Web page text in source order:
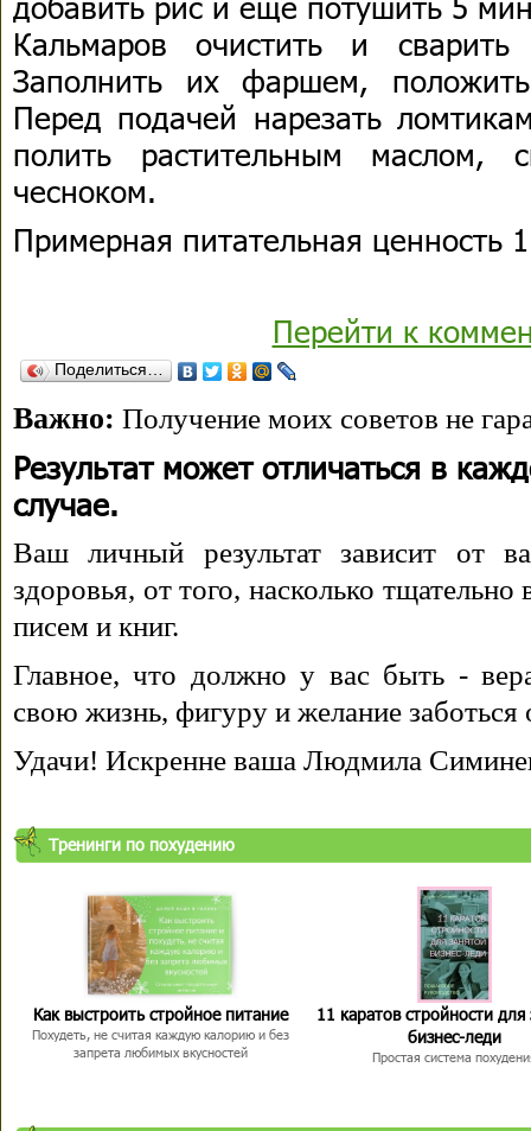
Кальмаров очистить и
Заполнить их фаршем,
Перед подачей нарезать
полить растительным маслом,
чесноком.
Примерная питательная ценность
Перейти к
Поделиться…
Важно: Получение моих советов не
Результат может отличаться в
случае.
Ваш личный результат зависит от
здоровья, от того, насколько
писем и книг.
Главное, что должно у вас быть -
свою жизнь, фигуру и желание заботься
Удачи! Искренне ваша Людмила
Тренинги по похудению
Как выстроить стройное питание
Похудеть, не считая каждую калорию и без
запрета любимых вкусностей
11 каратов стройности для
бизнес-леди
Простая система